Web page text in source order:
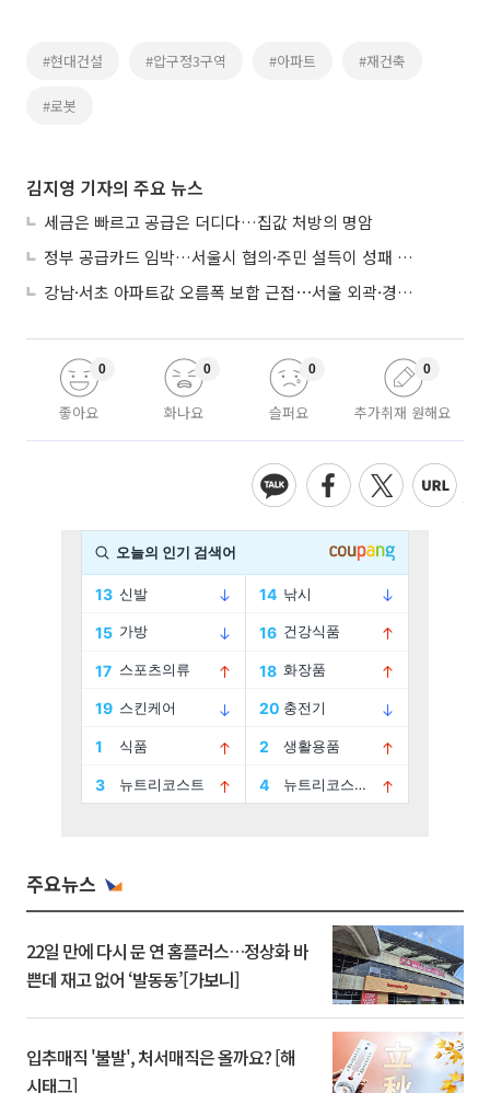
#현대건설 #압구정3구역 #아파트 #재건축
#로봇
김지영 기자의 주요 뉴스
세금은 빠르고 공급은 더디다…집값 처방의 명암
정부 공급카드 임박…서울시 협의·주민 설득이 성패 가른다
강남·서초 아파트값 오름폭 보합 근접⋯서울 외곽·경기 남부 중심 매수세
좋아요
0
화나요
0
슬퍼요
0
추가취재 원해요
0
주요뉴스
22일 만에 다시 문 연 홈플러스…정상화 바
쁜데 재고 없어 ‘발동동’[가보니]
입추매직 '불발', 처서매직은 올까요? [해
시태그]